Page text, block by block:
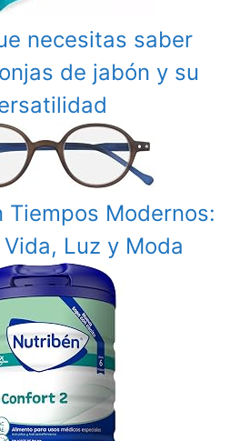
necesitas saber
de jabón y su
Tiempos Modernos:
Luz y Moda